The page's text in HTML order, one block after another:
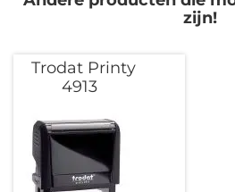
zijn!
Trodat Printy
4913